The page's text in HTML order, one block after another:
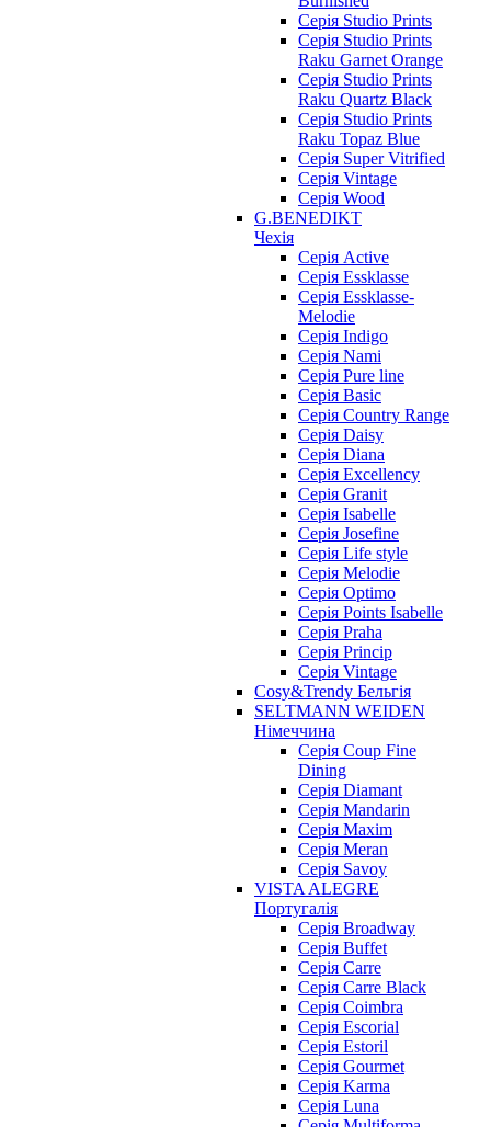
Серія Studio Prints
Серія Studio Prints
Raku Garnet Orange
Серія Studio Prints
Raku Quartz Black
Серія Studio Prints
Raku Topaz Blue
Серія Super Vitrified
Серія Vintage
Серія Wood
G.BENEDIKT
Чехія
Cерія Active
Cерія Essklasse
Cерія Essklasse-
Melodie
Cерія Indigo
Cерія Nami
Cерія Pure line
Серія Basic
Серія Country Range
Серія Daisy
Серія Diana
Серія Excellency
Серія Granit
Серія Isabelle
Серія Josefine
Серія Life style
Серія Melodie
Серія Optimo
Серія Points Isabelle
Серія Praha
Серія Princip
Серія Vintage
Cosy&Trendy Бельгія
SELTMANN WEIDEN
Німеччина
Cерія Coup Fine
Dining
Cерія Diamant
Cерія Mandarin
Cерія Maxim
Серія Meran
Серія Savoy
VISTA ALEGRE
Португалія
Серія Broadway
Серія Buffet
Серія Carre
Серія Carre Black
Серія Coimbra
Серія Escorial
Серія Estoril
Серія Gourmet
Серія Karma
Серія Luna